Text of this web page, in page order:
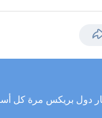
دول بريكس مرة كل